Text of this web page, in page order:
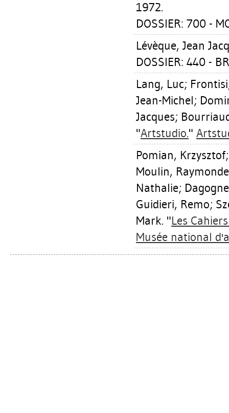
1972.
DOSSIER: 700 -
Lévèque, Jean
DOSSIER: 440 -
Lang, Luc;
Jean-Michel;
Jacques;
"Artstudio."
Pomian, Krzysztof
Moulin, Raymonde
Nathalie;
Guidieri, Remo;
Mark. "Les
Musée national